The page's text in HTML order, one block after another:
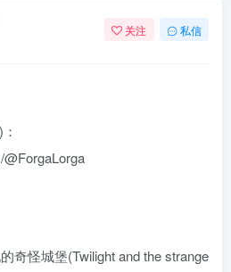
关注 私信
奇怪城堡(Twilight and the strange